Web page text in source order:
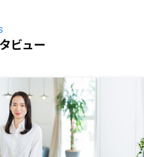
ビュー